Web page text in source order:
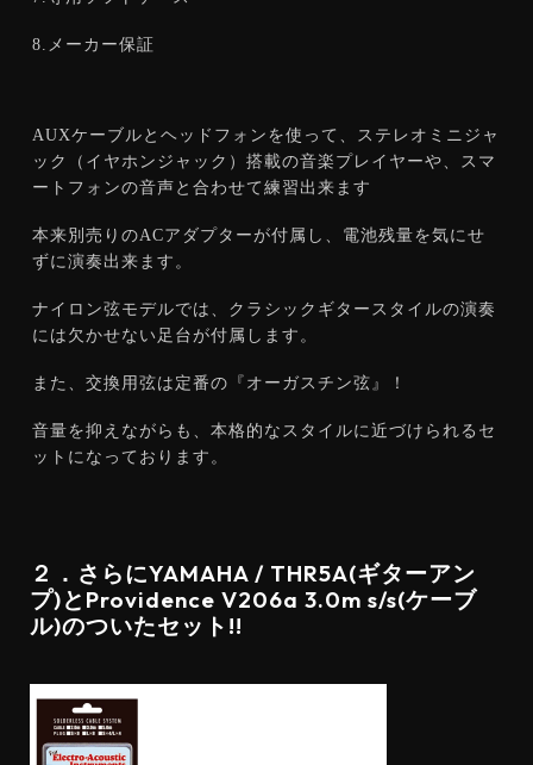
8.メーカー保証
AUXケーブルとヘッドフォンを使って、ステレオミニジャ
ック（イヤホンジャック）搭載の音楽プレイヤーや、スマ
ートフォンの音声と合わせて練習出来ます
本来別売りのACアダプターが付属し、電池残量を気にせ
ずに演奏出来ます。
ナイロン弦モデルでは、クラシックギタースタイルの演奏
には欠かせない足台が付属します。
また、交換用弦は定番の『オーガスチン弦』！
音量を抑えながらも、本格的なスタイルに近づけられるセ
ットになっております。
２．さらにYAMAHA / THR5A(ギターアン
プ)とProvidence V206a 3.0m s/s(ケーブ
ル)のついたセット!!